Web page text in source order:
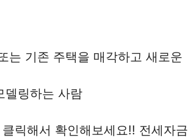
는 기존 주택을 매각하고 새로운
델링하는 사람
릭해서 확인해보세요!! 전세자금